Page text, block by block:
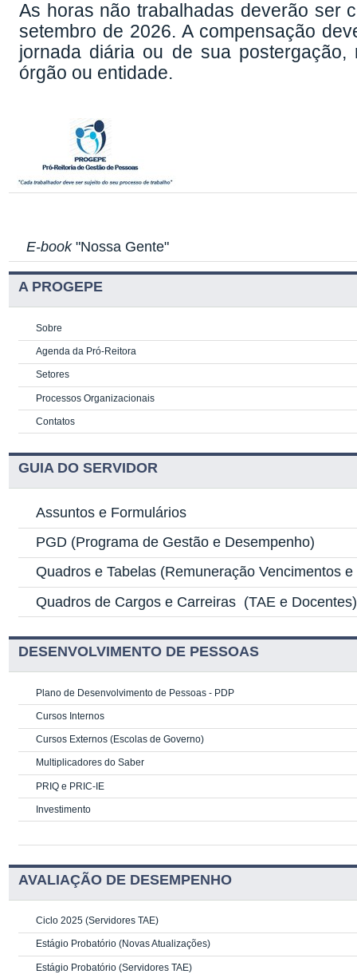
As horas não trabalhadas deverão ser
setembro de 2026. A compensação
jornada diária ou de sua
órgão ou entidade.
E-book"Nossa Gente"
A PROGEPE
Sobre
Agenda da Pró-Reitora
Setores
Processos Organizacionais
Contatos
GUIA DO SERVIDOR
Assuntos e Formulários
PGD (Programa de Gestão e Desempenho)
Quadros e Tabelas (Remuneração Vencimentos
Quadros de Cargos e Carreiras (TAE e Docentes)
DESENVOLVIMENTO DE PESSOAS
Plano de Desenvolvimento de Pessoas - PDP
Cursos Internos
Cursos Externos (Escolas de Governo)
Multiplicadores do Saber
PRIQ e PRIC-IE
Investimento
AVALIAÇÃO DE DESEMPENHO
Ciclo 2025 (Servidores TAE)
Estágio Probatório (Novas Atualizações)
Estágio Probatório (Servidores TAE)